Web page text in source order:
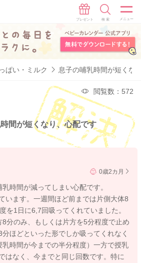
ぱい・ミルク 息子の哺乳時間が短くな
閲覧数：572
間が短くなり、心配です
0歳2カ月
時間が減ってしまい心配です。
います。一週間ほど前までは片側大体8
を1日に6,7回吸ってくれていました。
分のみ、もしくは片方を5分程度で止め
ほどといった形でしか吸ってくれなく
時間が今までの半分程度）一方で授乳
はなく、今までと同じ回数です。特に